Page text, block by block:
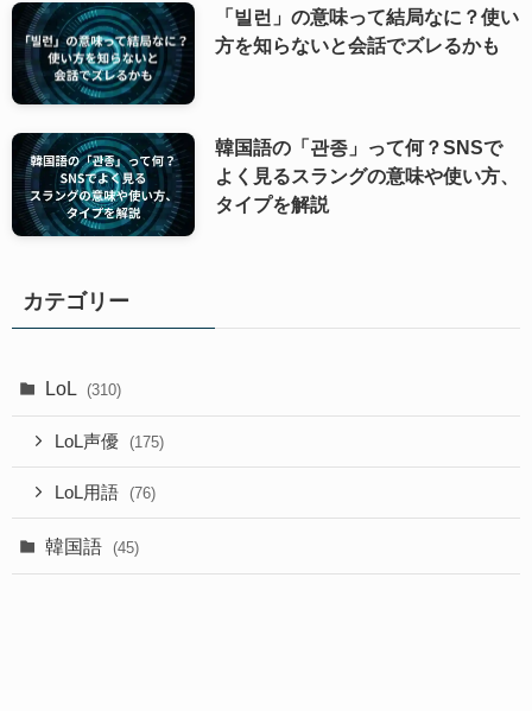
「빌런」の意味って結局なに？使い
方を知らないと会話でズレるかも
韓国語の「관종」って何？SNSで
よく見るスラングの意味や使い方、
タイプを解説
カテゴリー
LoL (310)
LoL声優 (175)
LoL用語 (76)
韓国語 (45)